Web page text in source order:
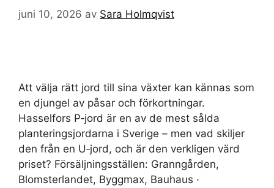
juni 10, 2026 av Sara Holmqvist
Att välja rätt jord till sina växter kan kännas som
en djungel av påsar och förkortningar.
Hasselfors P‑jord är en av de mest sålda
planteringsjordarna i Sverige – men vad skiljer
den från en U‑jord, och är den verkligen värd
priset? Försäljningsställen: Granngården,
Blomsterlandet, Byggmax, Bauhaus ·